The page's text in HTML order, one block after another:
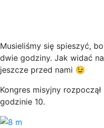
Musieliśmy się spieszyć,
dwie godziny. Jak widać
jeszcze przed nami 😉
Kongres misyjny
godzinie 10.